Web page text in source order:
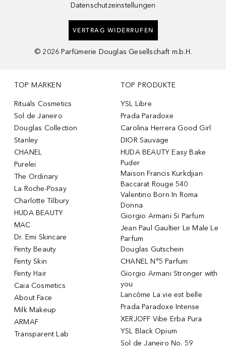
Datenschutzeinstellungen
VERTRAG WIDERRUFEN
© 2026 Parfümerie Douglas Gesellschaft m.b.H.
TOP MARKEN
Rituals Cosmetics
Sol de Janeiro
Douglas Collection
Stanley
CHANEL
Purelei
The Ordinary
La Roche-Posay
Charlotte Tilbury
HUDA BEAUTY
MAC
Dr. Emi Skincare
Fenty Beauty
Fenty Skin
Fenty Hair
Caia Cosmetics
About Face
Milk Makeup
ARMAF
Transparent Lab
TOP PRODUKTE
YSL Libre
Prada Paradoxe
Carolina Herrera Good Girl
DIOR Sauvage
HUDA BEAUTY Easy Bake
Puder
Maison Francis Kurkdjian
Baccarat Rouge 540
Valentino Born In Roma
Donna
Giorgio Armani Si Parfum
Jean Paul Gaultier Le Male Le
Parfum
Douglas Gutschein
CHANEL N°5 Parfum
Giorgio Armani Stronger with
you
Lancôme La vie est belle
Prada Paradoxe Intense
XERJOFF Vibe Erba Pura
YSL Black Opium
Sol de Janeiro No. 59